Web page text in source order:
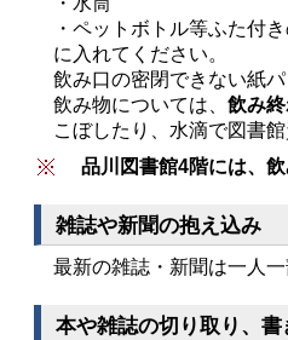
・ペットボトル等ふた付
に入れてください。
飲み口の密閉できない紙パ
飲み物については、 飲み
こぼしたり、水滴で図書
品川図書館4階には、
雑誌や新聞の抱え込み
最新の雑誌・新聞は一人
本や雑誌の切り取り、